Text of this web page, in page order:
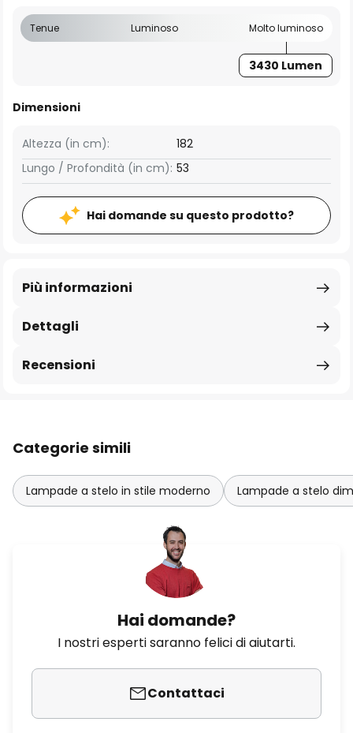
Tenue Luminoso Molto luminoso
3430 Lumen
Dimensioni
Altezza (in cm):
182
Lungo / Profondità (in cm): 53
Hai domande su questo prodotto?
Dettagli
Più informazioni
Recensioni
Categorie simili
Lampade a stelo in stile moderno Lampade a stelo
Hai domande?
I nostri esperti saranno felici di aiutarti.
Contattaci